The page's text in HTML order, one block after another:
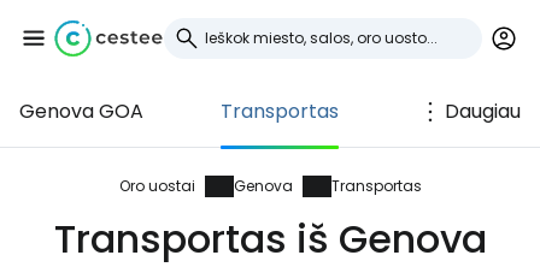
Genova GOA Transportas Daugiau
Oro uostai Genova Transportas
Transportas iš Genova
Prisijunkite prie
Cestee
... pasaulinė kelionių bendruomenė